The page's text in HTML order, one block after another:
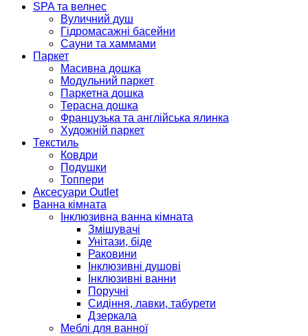
SPA та велнес
Вуличний душ
Гідромасажні басейни
Сауни та хаммами
Паркет
Масивна дошка
Модульний паркет
Паркетна дошка
Терасна дошка
Французька та англійська ялинка
Художній паркет
Текстиль
Ковдри
Подушки
Топпери
Аксесуари Outlet
Ванна кімната
Інклюзивна ванна кімната
Змішувачі
Унітази, біде
Раковини
Інклюзивні душові
Інклюзивні ванни
Поручні
Сидіння, лавки, табурети
Дзеркала
Меблі для ванної